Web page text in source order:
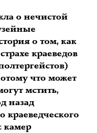
о нечистой
о том, как
краеведов
что может
мстить,
назад
краеведческого
камер